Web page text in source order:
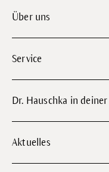
Über uns
Service
Dr. Hauschka in
Aktuelles